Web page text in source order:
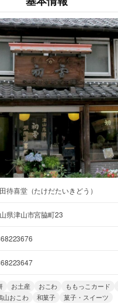
待喜堂（たけだたいきどう）
県津山市宮脇町23
お土産 おこわ ももっこカード
山おこわ
和菓子 菓子・スイーツ